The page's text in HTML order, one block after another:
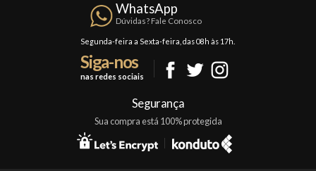
Trocas e Devoluções
Formas de Pagamento
WhatsApp
Dúvidas? Fale Conosco
Segunda-feira a Sexta-feira, das 08h às 17h.
Siga-nos
nas redes sociais
Segurança
Sua compra está 100% protegida